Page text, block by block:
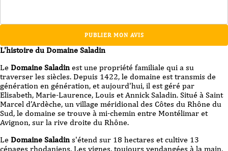
PUBLIER MON AVIS
L'histoire du Domaine Saladin
Le Domaine Saladin est une propriété familiale qui a su
traverser les siècles. Depuis 1422, le domaine est transmis de
génération en génération, et aujourd'hui, il est géré par
Elisabeth, Marie-Laurence, Louis et Annick Saladin. Situé à Saint
Marcel d’Ardèche, un village méridional des Côtes du Rhône du
Sud, le domaine se trouve à mi-chemin entre Montélimar et
Avignon, sur la rive droite du Rhône.
Le Domaine Saladin s'étend sur 18 hectares et cultive 13
cépages rhodaniens. Les vignes, toujours vendangées à la main,